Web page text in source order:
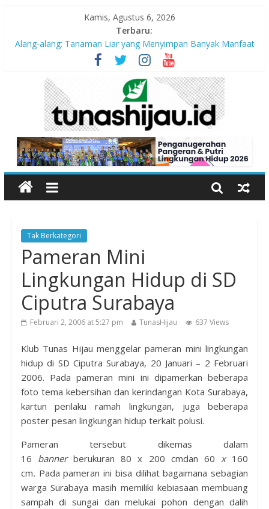
Kamis, Agustus 6, 2026
Terbaru:
Alang-alang: Tanaman Liar yang Menyimpan Banyak Manfaat
Peran Kritis Pendidik Saat Guncangan Gempa Terjadi
Sekolah Aman Gempa
Hari Anak Nasional 2026: Memastikan Setiap Anak Indonesia
Tumbuh Aman, Sehat, dan Bahagia
“Pengurangan Risiko Bencana Gempa” Webinar Nasional
Seri#305, Sabtu 18 Juli 2026
Tak Berkategori
Pameran Mini
Lingkungan Hidup di SD
Ciputra Surabaya
Februari 2, 2006 at 5:27 pm TunasHijau 637 Views
Klub Tunas Hijau menggelar pameran mini lingkungan
hidup di SD Ciputra Surabaya, 20 Januari – 2 Februari
2006. Pada pameran mini ini dipamerkan beberapa
foto tema kebersihan dan kerindangan Kota Surabaya,
kartun perilaku ramah lingkungan, juga beberapa
poster pesan lingkungan hidup terkait polusi.
Pameran tersebut dikemas dalam
16 bannerberukuran 80 x 200 cmdan 60x 160
cm. Pada pameran ini bisa dilihat bagaimana sebagian
warga Surabaya masih memiliki kebiasaan membuang
sampah di sungai dan melukai pohon dengan dalih